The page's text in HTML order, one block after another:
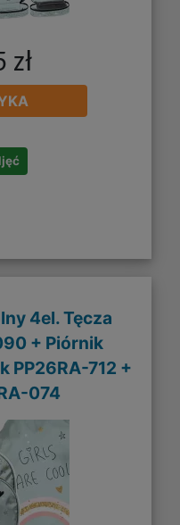
zł
4el. Tęcza
+ Piórnik
PP26RA-712 +
074